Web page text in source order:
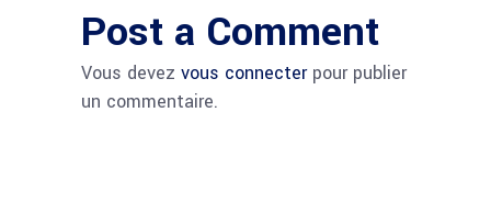
Post a Comment
Vous devez vous connecterpour publier
un commentaire.